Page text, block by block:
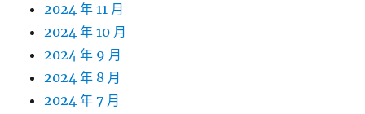
2024 年 11 月
2024 年 10 月
2024 年 9 月
2024 年 8 月
2024 年 7 月